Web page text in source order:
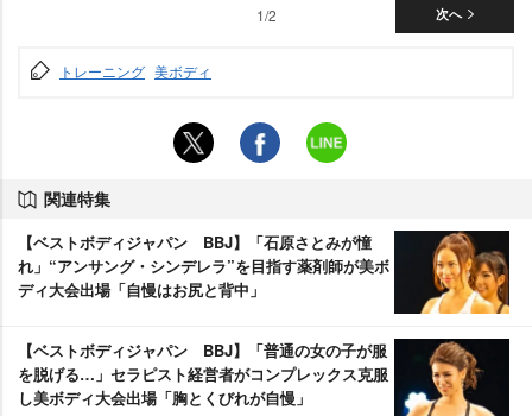
次へ
1/2
トレーニング 美ボディ
関連特集
【ベストボディジャパン BBJ】「石原さとみが憧
れ」“アンサング・シンデレラ”を目指す薬剤師が美ボ
ディ大会出場「自慢はお尻と背中」
【ベストボディジャパン BBJ】「普通の女の子が服
を脱げる…」セラピスト経営者がコンプレックス克服
し美ボディ大会出場「胸とくびれが自慢」